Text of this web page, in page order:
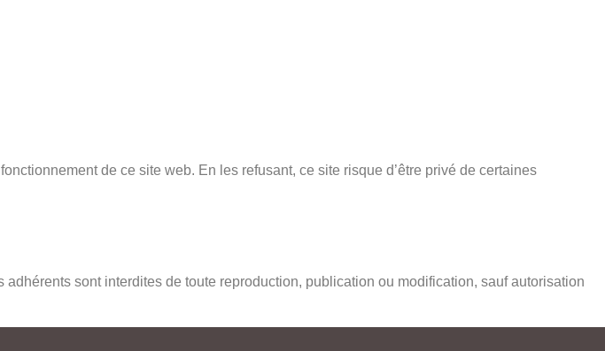
de ce site web. En les refusant, ce site risque d’être privé de certaines
sont interdites de toute reproduction, publication ou modification, sauf autorisation